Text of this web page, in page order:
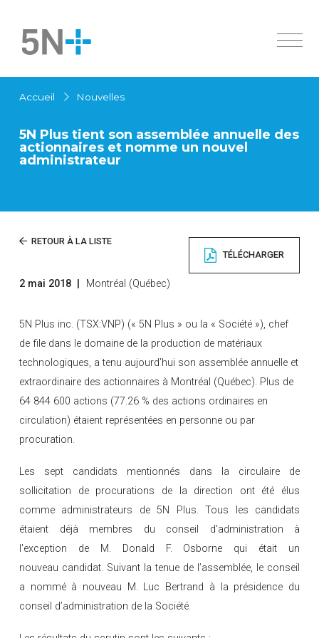
Contactez-nous
À propos
Histoire
Ingrédients pharmaceutiques actifs
Produits
Aperçu
Produits chimiques
Alliages à bas point de fusion
Innovation
Investisseurs
Apercu
Documents financiers
Nouvelles
Accueil Nouvelles
5N Plus tient son assemblée annuelle des
actionnaires et nomme un nouvel
administrateur
TÉLÉCHARGER
RETOUR À LA LISTE
2 mai 2018 Montréal (Québec)
5N Plus inc. (TSX:VNP) (« 5N Plus » ou la « Société »), chef
de file dans le domaine de la production de matériaux
technologiques, a tenu aujourd’hui son assemblée annuelle et
extraordinaire des actionnaires à Montréal (Québec). Plus de
64 844 600 actions (77.26 % des actions ordinaires en
circulation) étaient représentées en personne ou par
procuration.
Les sept candidats mentionnés dans la circulaire de
sollicitation de procurations de la direction ont été élus
comme administrateurs de 5N Plus. Tous les candidats
étaient déjà membres du conseil d'administration à
l'exception de M. Donald F. Osborne qui était un
nouveau candidat. Suivant la tenue de l’assemblée, le conseil
a nommé à nouveau M. Luc Bertrand à la présidence du
conseil d’administration de la Société.